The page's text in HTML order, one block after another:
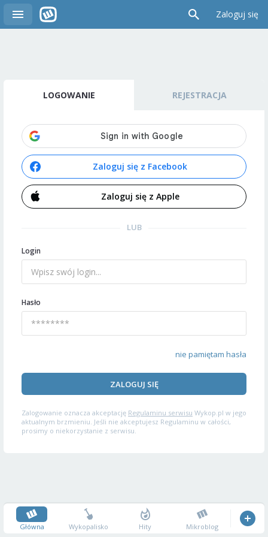
Zaloguj się
LOGOWANIE REJESTRACJA
Zaloguj się z Facebook
Zaloguj się z Apple
LUB
Login
Hasło
nie pamiętam hasła
ZALOGUJ SIĘ
Zalogowanie oznacza akceptację Regulaminu serwisu Wykop.pl w jego
aktualnym brzmieniu. Jeśli nie akceptujesz Regulaminu w całości,
prosimy o niekorzystanie z serwisu.
Główna Wykopalisko Hity Mikroblog